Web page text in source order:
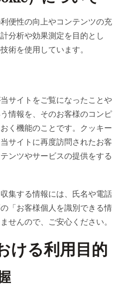
便性の向上やコンテンツの充
分析や効果測定を目的とし
術を使用しています。
サイトをご覧になったことや
情報を、そのお客様のコンピ
く機能のことです。クッキー
サイトに再度訪問されたお客
ンツやサービスの提供をする
集する情報には、氏名や電話
「お客様個人を識別できる情
せんので、ご安心ください。
ける利用目的